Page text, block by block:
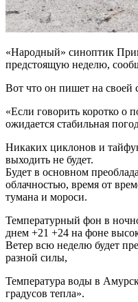
«Народный» синоптик
предстоящую неделю,
Вот что он пишет на своей
«Если говорить коротко о
ожидается стабильная
Никаких циклонов и
выходить не будет.
Будет в основном
облачностью, время от
тумана и мороси.
Температурный фон в
днем +21 +24 на фоне
Ветер всю неделю будет
разной силы,
Температура воды в
градусов тепла».